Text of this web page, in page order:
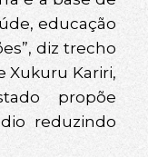
educação
diz trecho
Xukuru Kariri,
propõe
reduzindo